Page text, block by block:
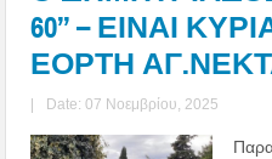
60’’ – ΕΙΝΑΙ
ΕΟΡΤΗ
| Date: 07 Νοεμβρίου, 2025